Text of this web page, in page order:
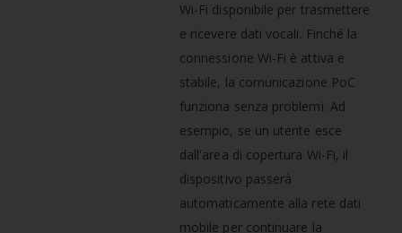
Wi-Fi disponibile per trasmettere
e ricevere dati vocali. Finché la
connessione Wi-Fi è attiva e
stabile, la comunicazione PoC
funziona senza problemi. Ad
esempio, se un utente esce
dall'area di copertura Wi-Fi, il
dispositivo passerà
automaticamente alla rete dati
mobile per continuare la